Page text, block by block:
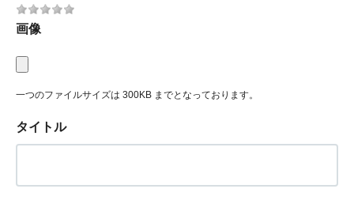
画像
一つのファイルサイズは 300KB までとなっております。
タイトル